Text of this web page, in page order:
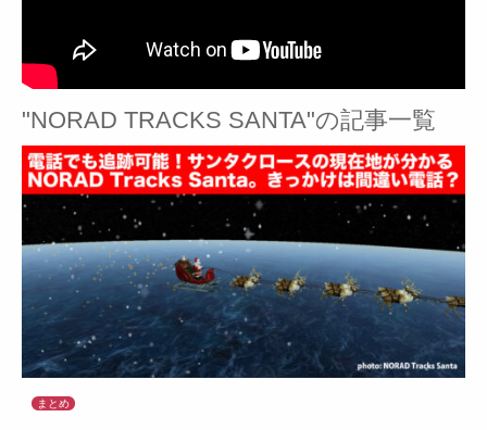
"NORAD TRACKS SANTA"の記事一覧
まとめ